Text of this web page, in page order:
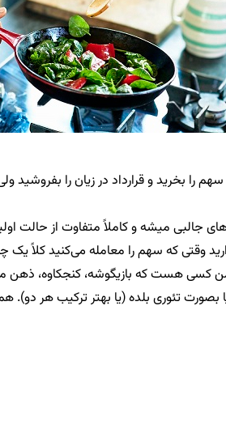
بخرید و قرارداد در زیان را
جالبی میشه و کاملاً متفاوت از حالت
وقتی که سهم را معامله می‌کنید کلاً یک
من کسی هست که بازیگوشه،
بصورت تئوری بلده (یا بهتر ترکیب